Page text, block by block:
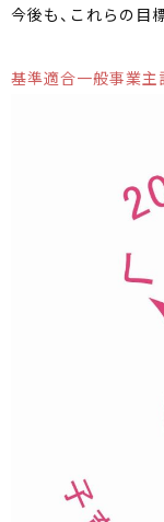
今後も、これらの目
基準適合一般事業